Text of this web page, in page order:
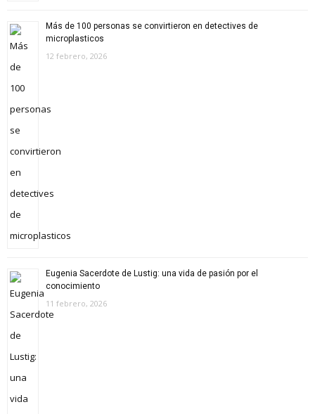
Más de 100 personas se convirtieron en detectives de
microplasticos
12 febrero, 2026
Eugenia Sacerdote de Lustig: una vida de pasión por el
conocimiento
11 febrero, 2026